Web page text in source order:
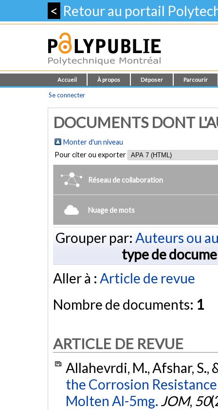
< Retour au portail
Accueil À propos Déposer Parcourir
Se connecter
DOCUMENTS DONT
Monter d'un niveau
Pour citer ou exporter
Réseau de collaboration
Nuage de mots
Grouper par: Auteurs ou
type de
Aller à : Article de revue
Nombre de documents: 1
ARTICLE DE REVUE
Allahevrdi, M., Afshar, S.,
the Corrosion
Molten Al-5mg. JOM, 50